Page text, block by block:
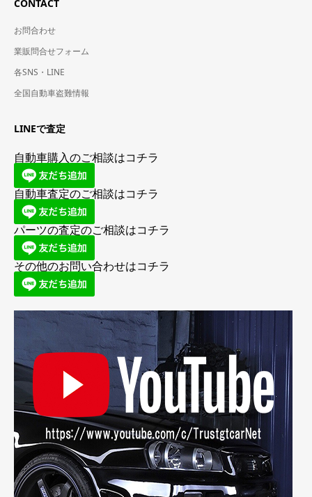
CONTACT
お問合わせ
業販問合せフォーム
各SNS・LINE
全国自動車盗難情報
LINEで査定
自動車購入のご相談はコチラ
自動車査定のご相談はコチラ
パーツの査定のご相談はコチラ
その他のお問い合わせはコチラ